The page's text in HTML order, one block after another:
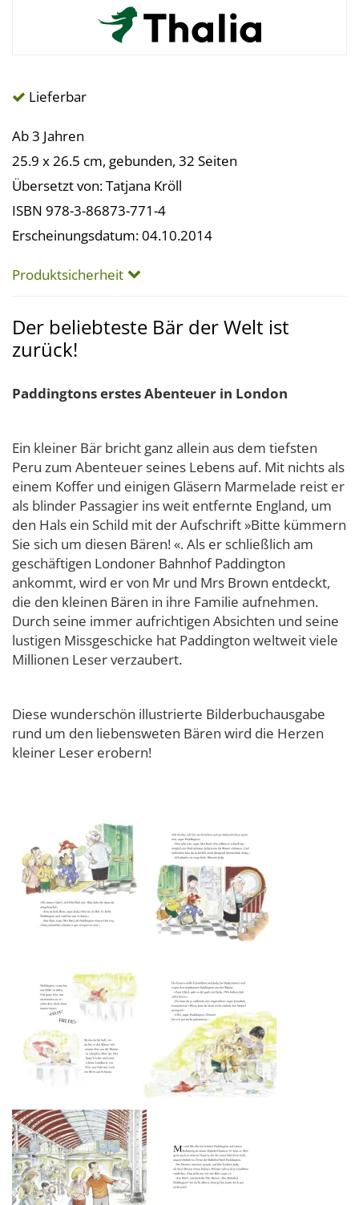
Lieferbar
Ab 3 Jahren
25.9 x 26.5 cm, gebunden, 32 Seiten
Übersetzt von: Tatjana Kröll
ISBN 978-3-86873-771-4
Erscheinungsdatum: 04.10.2014
Produktsicherheit
Der beliebteste Bär der Welt ist
zurück!
Paddingtons erstes Abenteuer in London
Ein kleiner Bär bricht ganz allein aus dem tiefsten
Peru zum Abenteuer seines Lebens auf. Mit nichts als
einem Koffer und einigen Gläsern Marmelade reist er
als blinder Passagier ins weit entfernte England, um
den Hals ein Schild mit der Aufschrift »Bitte kümmern
Sie sich um diesen Bären! «. Als er schließlich am
geschäftigen Londoner Bahnhof Paddington
ankommt, wird er von Mr und Mrs Brown entdeckt,
die den kleinen Bären in ihre Familie aufnehmen.
Durch seine immer aufrichtigen Absichten und seine
lustigen Missgeschicke hat Paddington weltweit viele
Millionen Leser verzaubert.
Diese wunderschön illustrierte Bilderbuchausgabe
rund um den liebensweten Bären wird die Herzen
kleiner Leser erobern!